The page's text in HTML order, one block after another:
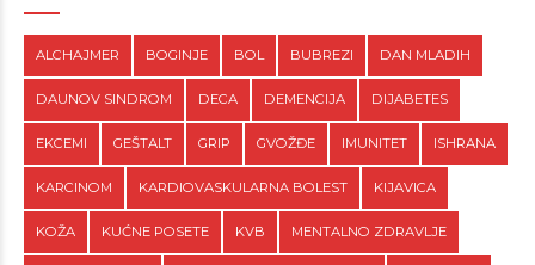
ALCHAJMER BOGINJE BOL BUBREZI DAN MLADIH
DAUNOV SINDROM DECA DEMENCIJA DIJABETES
EKCEMI GEŠTALT GRIP GVOŽĐE IMUNITET ISHRANA
KARCINOM KARDIOVASKULARNA BOLEST KIJAVICA
KOŽA KUĆNE POSETE KVB MENTALNO ZDRAVLJE